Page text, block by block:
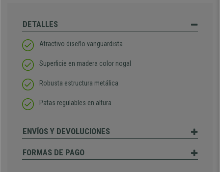
DETALLES
Atractivo diseño vanguardista
Superficie en madera color nogal
Robusta estructura metálica
Patas regulables en altura
ENVÍOS Y DEVOLUCIONES
FORMAS DE PAGO